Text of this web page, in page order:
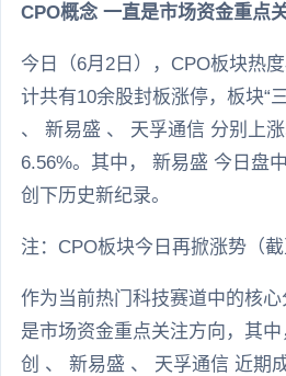
CPO概念 一直是市场资金重点
今日（6月2日），CPO板块热
计共有10余股封板涨停，板块“
、 新易盛 、 天孚通信 分别上涨
6.56%。其中， 新易盛 今日盘
创下历史新纪录。
注：CPO板块今日再掀涨势（截
作为当前热门科技赛道中的核
是市场资金重点关注方向，其中
创 、 新易盛 、 天孚通信 近期